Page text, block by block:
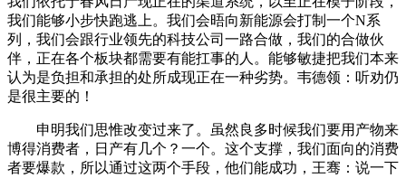
我们能够小步快跑逃上。我们会晤向新能源会打制一个N系
列，我们会跟行业领先的科技公司一路合做，我们的合做伙
伴，正在各个板块都需要有能扛事的人。能够敏捷把我们本来
认为是负担和承担的处所成现正在一种劣势。韦德领：听劝仍
是很主要的！
申明我们思惟改变过来了。虽然良多时候我们要用产物来
博得消费者，日产有几个？一个。这个支撑，我们面向的消费
者要爆款，所以通过这两个手段，他们能成功，王骞：说一下